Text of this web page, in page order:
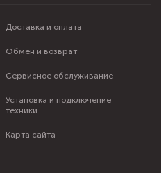
Доставка и оплата
Обмен и возврат
Сервисное обслуживание
Установка и подключение
техники
Карта сайта